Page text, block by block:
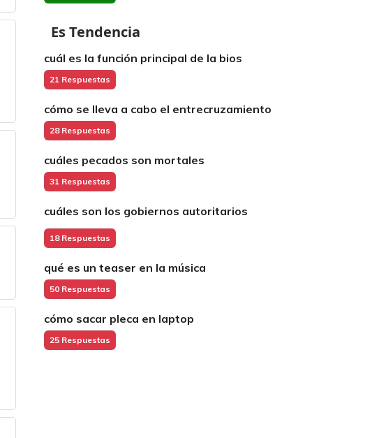
Es Tendencia
cuál es la función principal de la bios
21 Respuestas
cómo se lleva a cabo el entrecruzamiento
28 Respuestas
cuáles pecados son mortales
31 Respuestas
cuáles son los gobiernos autoritarios
18 Respuestas
qué es un teaser en la música
50 Respuestas
cómo sacar pleca en laptop
25 Respuestas